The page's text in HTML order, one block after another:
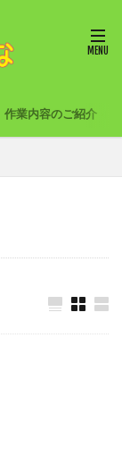
作業内容のご紹介